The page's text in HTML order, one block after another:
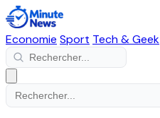
Economie Sport Tech & Geek